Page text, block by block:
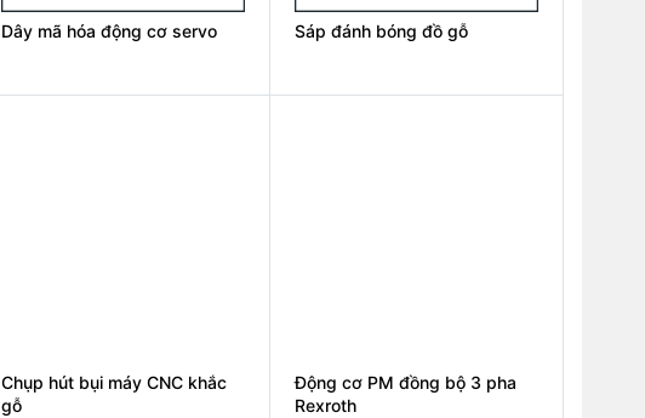
Dây mã hóa động cơ servo Sáp đánh bóng đồ gỗ
Chụp hút bụi máy CNC khắc
gỗ
Động cơ PM đồng bộ 3 pha
Rexroth